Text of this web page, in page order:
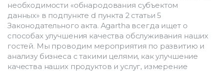
необходимости «обнародования субъектом
данных» в подпункте d пункта 2 статьи 5
Законодательного акта. Agartha всегда ищет о
способах улучшения качества обслуживания наших
гостей. Мы проводим мероприятия по развитию и
анализу бизнеса с такими целями, как улучшение
качества наших продуктов и услуг, измерение